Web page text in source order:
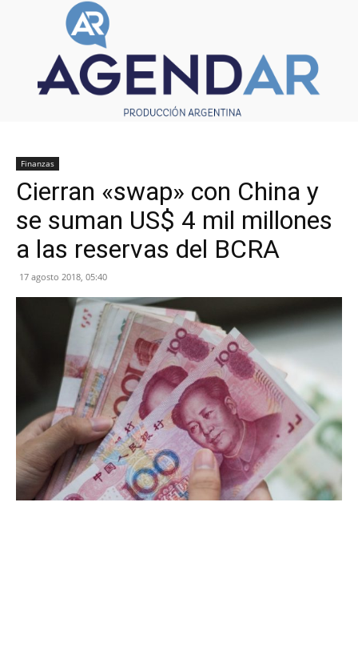
Finanzas
Cierran «swap» con China y
se suman US$ 4 mil millones
a las reservas del BCRA
17 agosto 2018, 05:40